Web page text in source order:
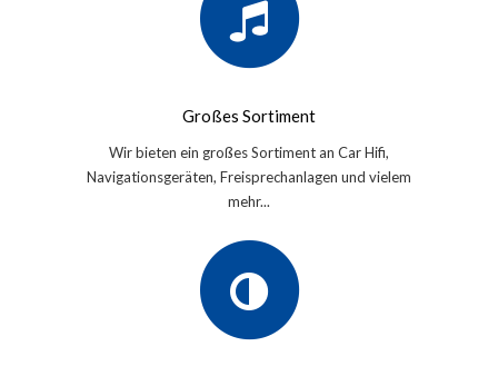
Großes Sortiment
Wir bieten ein großes Sortiment an Car Hifi,
Navigationsgeräten, Freisprechanlagen und vielem
mehr...